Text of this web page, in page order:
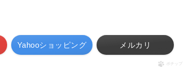
Yahooショッピング メルカリ
ポチップ